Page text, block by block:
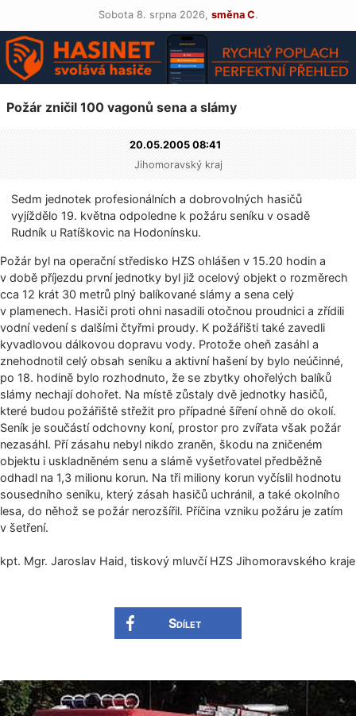
Sobota 8. srpna 2026, směna C.
Požár zničil 100 vagonů sena a slámy
20.05.2005 08:41
Jihomoravský kraj
Sedm jednotek profesionálních a dobrovolných hasičů
vyjíždělo 19. května odpoledne k požáru seníku v osadě
Rudník u Ratíškovic na Hodonínsku.
Požár byl na operační středisko HZS ohlášen v 15.20 hodin a
v době příjezdu první jednotky byl již ocelový objekt o rozměrech
cca 12 krát 30 metrů plný balíkované slámy a sena celý
v plamenech. Hasiči proti ohni nasadili otočnou proudnici a zřídili
vodní vedení s dalšími čtyřmi proudy. K požářišti také zavedli
kyvadlovou dálkovou dopravu vody. Protože oheň zasáhl a
znehodnotil celý obsah seníku a aktivní hašení by bylo neúčinné,
po 18. hodině bylo rozhodnuto, že se zbytky ohořelých balíků
slámy nechají dohořet. Na místě zůstaly dvě jednotky hasičů,
které budou požářiště střežit pro případné šíření ohně do okolí.
Seník je součástí odchovny koní, prostor pro zvířata však požár
nezasáhl. Pří zásahu nebyl nikdo zraněn, škodu na zničeném
objektu i uskladněném senu a slámě vyšetřovatel předběžně
odhadl na 1,3 milionu korun. Na tři miliony korun vyčíslil hodnotu
sousedního seníku, který zásah hasičů uchránil, a také okolního
lesa, do něhož se požár nerozšířil. Příčina vzniku požáru je zatím
v šetření.
kpt. Mgr. Jaroslav Haid, tiskový mluvčí HZS Jihomoravského kra­je
Sdílet